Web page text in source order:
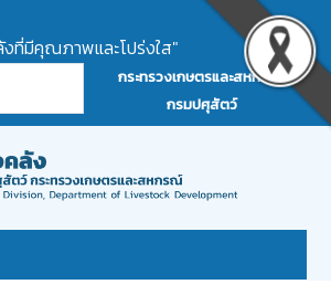
งที่มีคุณภาพและโปร่งใส"
กระทรวงเกษตรและสหกรณ์
กรมปศุสัตว์